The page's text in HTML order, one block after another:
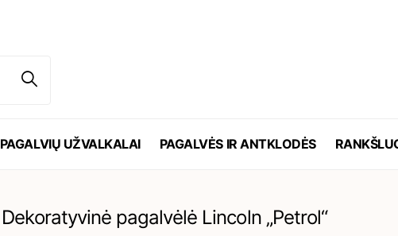
PAGALVIŲ UŽVALKALAI PAGALVĖS IR ANTKLODĖS
Dekoratyvinė pagalvėlė Lincoln „Petrol“